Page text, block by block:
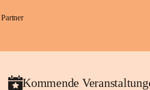
Partner
Kommende